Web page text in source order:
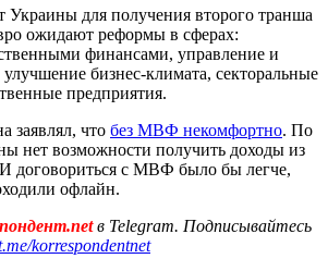
для получения второго транша
ожидают реформы в сферах:
финансами, управление и
улучшение бизнес-климата, секторальные
предприятия.
заявлял, что без МВФ некомфортно. По
нет возможности получить доходы из
И договориться с МВФ было бы легче,
офлайн.
в Telegram. Подписывайтесь
korrespondentnet